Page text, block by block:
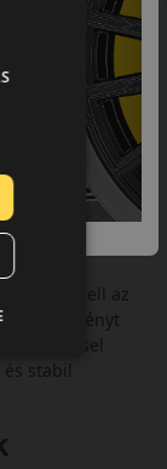
de
A modell az
teljesítményt
stabil